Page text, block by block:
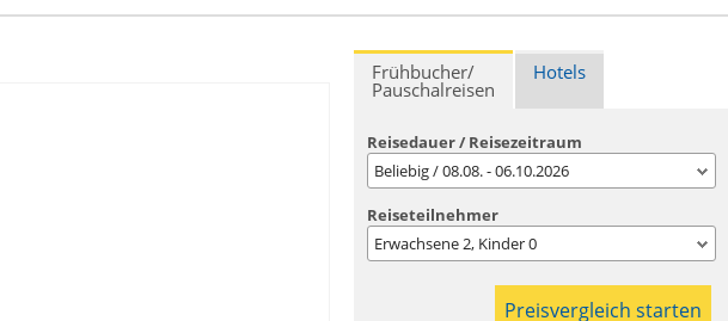
Frühbucher/
Pauschalreisen
Hotels
Reisedauer / Reisezeitraum
Beliebig / 08.08. - 06.10.2026
Reiseteilnehmer
Erwachsene2, Kinder0